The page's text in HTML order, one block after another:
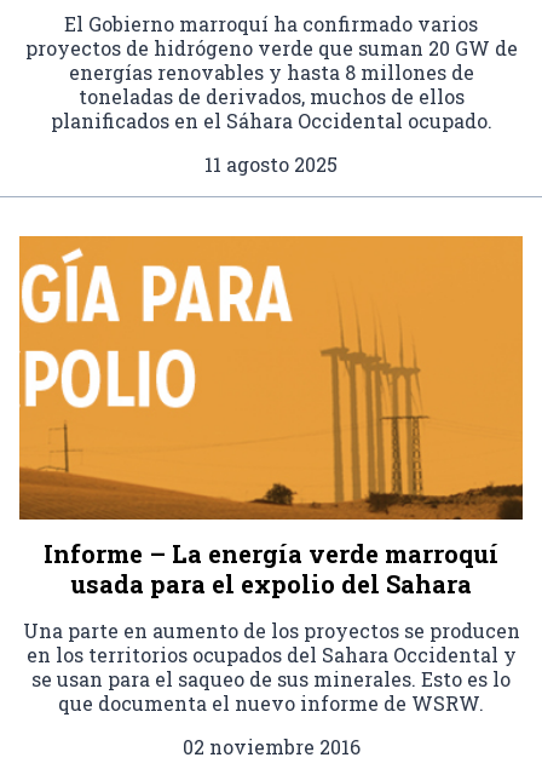
El Gobierno marroquí ha confirmado varios
proyectos de hidrógeno verde que suman 20 GW de
energías renovables y hasta 8 millones de
toneladas de derivados, muchos de ellos
planificados en el Sáhara Occidental ocupado.
11 agosto 2025
Informe – La energía verde marroquí
usada para el expolio del Sahara
Una parte en aumento de los proyectos se producen
en los territorios ocupados del Sahara Occidental y
se usan para el saqueo de sus minerales. Esto es lo
que documenta el nuevo informe de WSRW.
02 noviembre 2016